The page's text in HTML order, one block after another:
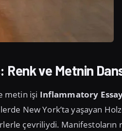
ve Metnin
metin işi Inflammatory
New York’ta yaşayan
çevriliydi.